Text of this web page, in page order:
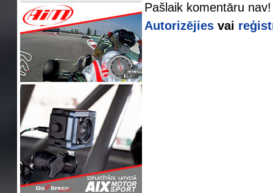
Pašlaik komentāru nav!
Autorizējies vai